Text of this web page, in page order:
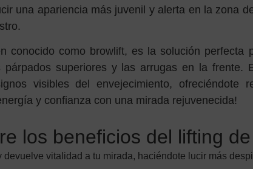
una apariencia más juvenil y alerta en la zona
conocido como browlift, es la solución perfecta
superiores y las arrugas en la frente.
visibles del envejecimiento, ofreciéndote
y confianza con una mirada rejuvenecida!
los beneficios del lifting
devuelve vitalidad a tu mirada, haciéndote lucir más